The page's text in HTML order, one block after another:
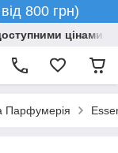
від 800 грн)
цінами
Парфумерія